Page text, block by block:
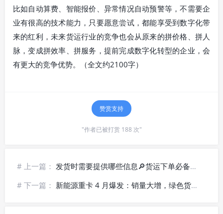
比如自动算费、智能报价、异常情况自动预警等，不需要企
业有很高的技术能力，只要愿意尝试，都能享受到数字化带
来的红利，未来货运行业的竞争也会从原来的拼价格、拼人
脉，变成拼效率、拼服务，提前完成数字化转型的企业，会
有更大的竞争优势。（全文约2100字）
赞赏支持
"作者已被打赏 188 次"
# 上一篇： 发货时需要提供哪些信息🔎货运下单必备资料
# 下一篇： 新能源重卡 4 月爆发：销量大增，绿色货运成运输新趋势？